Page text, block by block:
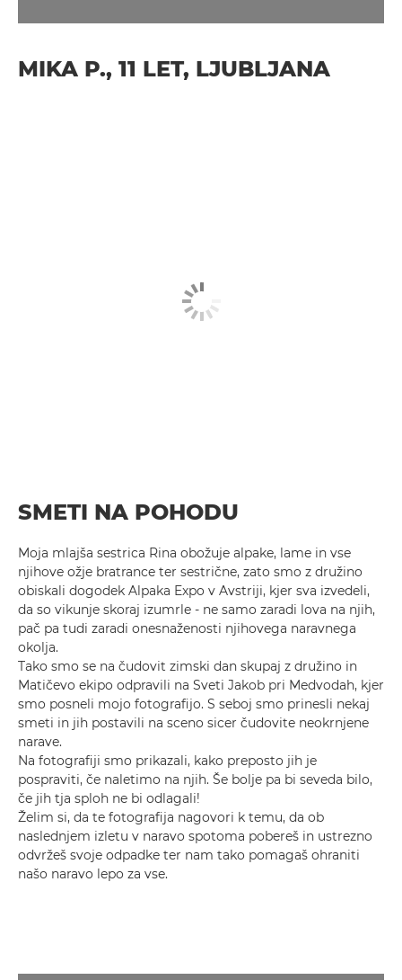
MIKA P., 11 LET, LJUBLJANA
SMETI NA POHODU
Moja mlajša sestrica Rina obožuje alpake, lame in vse
njihove ožje bratrance ter sestrične, zato smo z družino
obiskali dogodek Alpaka Expo v Avstriji, kjer sva izvedeli,
da so vikunje skoraj izumrle - ne samo zaradi lova na njih,
pač pa tudi zaradi onesnaženosti njihovega naravnega
okolja.
Tako smo se na čudovit zimski dan skupaj z družino in
Matičevo ekipo odpravili na Sveti Jakob pri Medvodah, kjer
smo posneli mojo fotografijo. S seboj smo prinesli nekaj
smeti in jih postavili na sceno sicer čudovite neokrnjene
narave.
Na fotografiji smo prikazali, kako preposto jih je
pospraviti, če naletimo na njih. Še bolje pa bi seveda bilo,
če jih tja sploh ne bi odlagali!
Želim si, da te fotografija nagovori k temu, da ob
naslednjem izletu v naravo spotoma pobereš in ustrezno
odvržeš svoje odpadke ter nam tako pomagaš ohraniti
našo naravo lepo za vse.